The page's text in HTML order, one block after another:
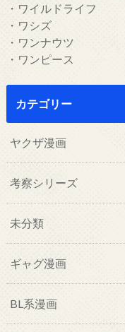
・ワイルドライフ
・ワシズ
・ワンナウツ
・ワンピース
カテゴリー
ヤクザ漫画
考察シリーズ
未分類
ギャグ漫画
BL系漫画